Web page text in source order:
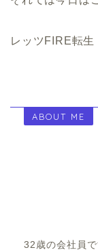
レッツFIRE転生
ABOUT ME
32歳の会社員